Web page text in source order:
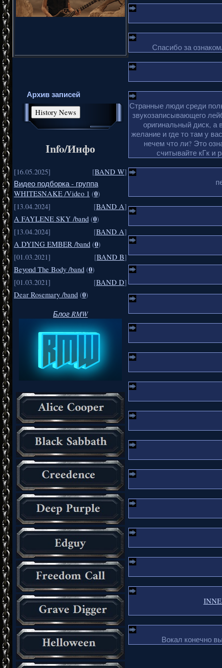
Архив записей
Info/Инфо
[16.05.2025] [BAND W]
Видео подборка - группа
WHITESNAKE /Video 1 (0)
[13.04.2024]
[BAND A]
A FAYLENE SKY /band (0)
[13.04.2024]
[BAND A]
A DYING EMBER /band (0)
[01.03.2021]
[BAND B]
Beyond The Body /band (0)
[01.03.2021]
[BAND D]
Dear Rosemary /band (0)
Блог RMW
Спасибо за
Странные люди среди
звукозаписывающего
оригинальный диск, а
желание и где то там у
нечем что ли? Это
считывайте кГк и
Вокал конечно